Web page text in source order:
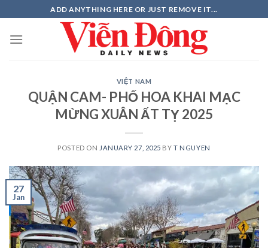
to
content
ADD ANYTHING HERE OR JUST REMOVE IT...
VIỆT NAM
QUẬN CAM- PHỐ HOA KHAI MẠC
MỪNG XUÂN ẤT TỴ 2025
POSTED ON JANUARY 27, 2025 BYT NGUYEN
27
Jan